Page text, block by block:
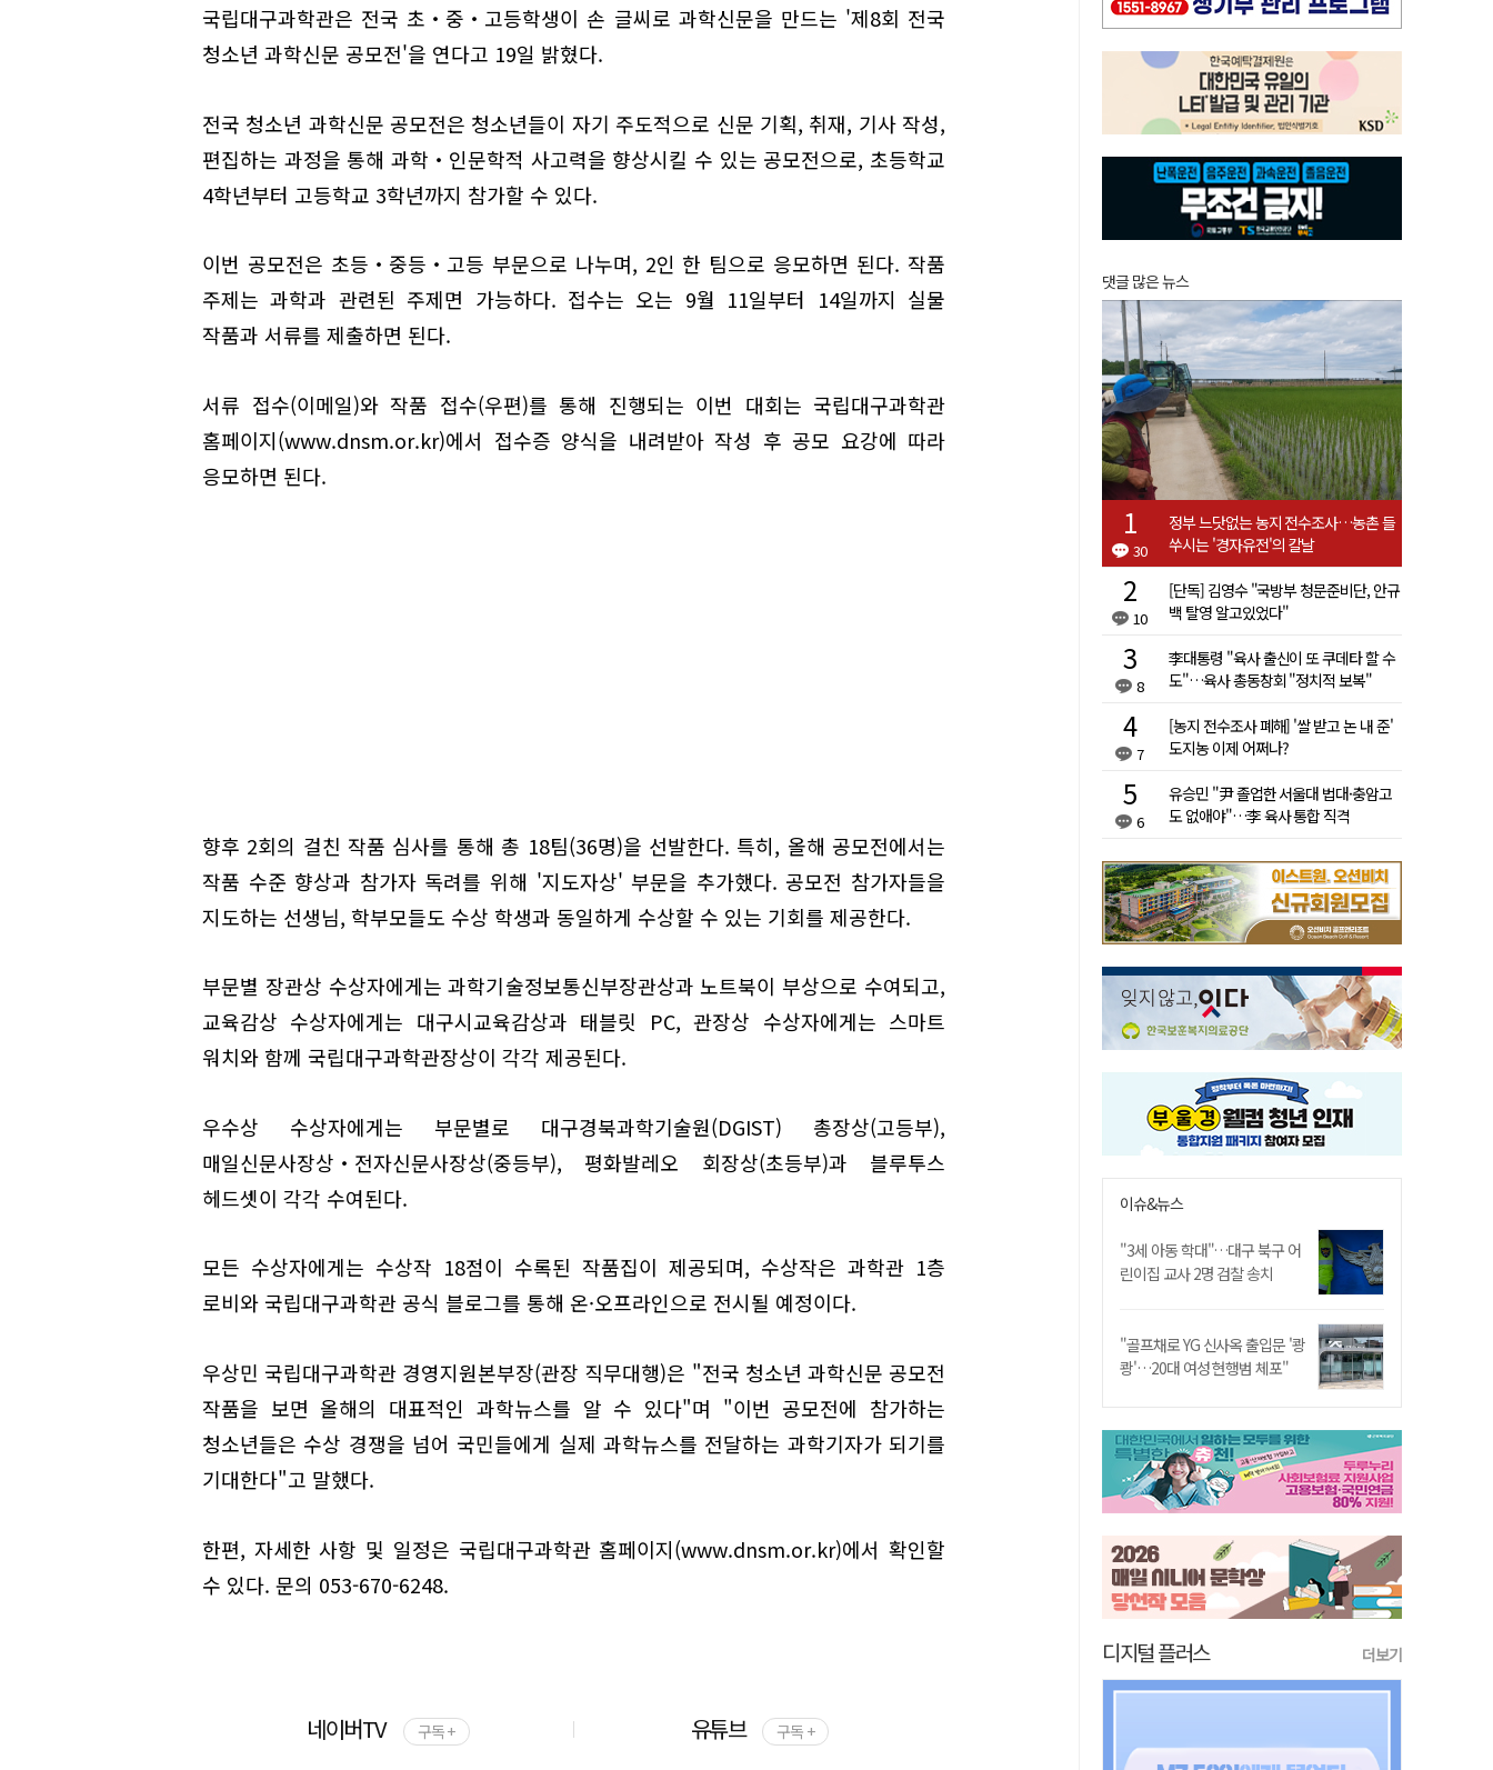
국립대구과학관은 전국 초‧중‧고등학생이 손 글씨로 과학신문을 만드는 '제8회 전국
청소년 과학신문 공모전'을 연다고 19일 밝혔다.
전국 청소년 과학신문 공모전은 청소년들이 자기 주도적으로 신문 기획, 취재, 기사 작성,
편집하는 과정을 통해 과학‧인문학적 사고력을 향상시킬 수 있는 공모전으로, 초등학교
4학년부터 고등학교 3학년까지 참가할 수 있다.
이번 공모전은 초등‧중등‧고등 부문으로 나누며, 2인 한 팀으로 응모하면 된다. 작품
주제는 과학과 관련된 주제면 가능하다. 접수는 오는 9월 11일부터 14일까지 실물
작품과 서류를 제출하면 된다.
서류 접수(이메일)와 작품 접수(우편)를 통해 진행되는 이번 대회는 국립대구과학관
홈페이지(www.dnsm.or.kr)에서 접수증 양식을 내려받아 작성 후 공모 요강에 따라
응모하면 된다.
향후 2회의 걸친 작품 심사를 통해 총 18팀(36명)을 선발한다. 특히, 올해 공모전에서는
작품 수준 향상과 참가자 독려를 위해 '지도자상' 부문을 추가했다. 공모전 참가자들을
지도하는 선생님, 학부모들도 수상 학생과 동일하게 수상할 수 있는 기회를 제공한다.
부문별 장관상 수상자에게는 과학기술정보통신부장관상과 노트북이 부상으로 수여되고,
교육감상 수상자에게는 대구시교육감상과 태블릿 PC, 관장상 수상자에게는 스마트
워치와 함께 국립대구과학관장상이 각각 제공된다.
우수상 수상자에게는 부문별로 대구경북과학기술원(DGIST) 총장상(고등부),
매일신문사장상‧전자신문사장상(중등부), 평화발레오 회장상(초등부)과 블루투스
헤드셋이 각각 수여된다.
모든 수상자에게는 수상작 18점이 수록된 작품집이 제공되며, 수상작은 과학관 1층
로비와 국립대구과학관 공식 블로그를 통해 온·오프라인으로 전시될 예정이다.
우상민 국립대구과학관 경영지원본부장(관장 직무대행)은 "전국 청소년 과학신문 공모전
작품을 보면 올해의 대표적인 과학뉴스를 알 수 있다"며 "이번 공모전에 참가하는
청소년들은 수상 경쟁을 넘어 국민들에게 실제 과학뉴스를 전달하는 과학기자가 되기를
기대한다"고 말했다.
한편, 자세한 사항 및 일정은 국립대구과학관 홈페이지(www.dnsm.or.kr)에서 확인할
수 있다. 문의 053-670-6248.
네이버TV 구독 + 유튜브 구독 +
댓글 많은 뉴스
30
정부 느닷없는 농지 전수조사…농촌 들
쑤시는 '경자유전'의 칼날
10
[단독] 김영수 "국방부 청문준비단, 안규
백 탈영 알고있었다"
8
李대통령 "육사 출신이 또 쿠데타 할 수
도"…육사 총동창회 "정치적 보복"
7
[농지 전수조사 폐해] '쌀 받고 논 내 준'
도지농 이제 어쩌나?
6
유승민 "尹 졸업한 서울대 법대·충암고
도 없애야"…李 육사 통합 직격
이슈&뉴스
"3세 아동 학대"…대구 북구 어
린이집 교사 2명 검찰 송치
"골프채로 YG 신사옥 출입문 '쾅
쾅'…20대 여성 현행범 체포"
디지털 플러스 더보기